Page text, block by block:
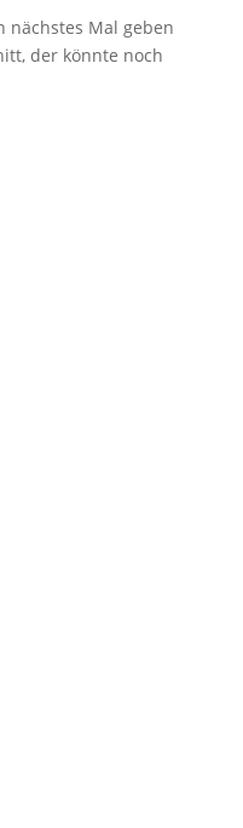
nächstes Mal geben
der könnte noch